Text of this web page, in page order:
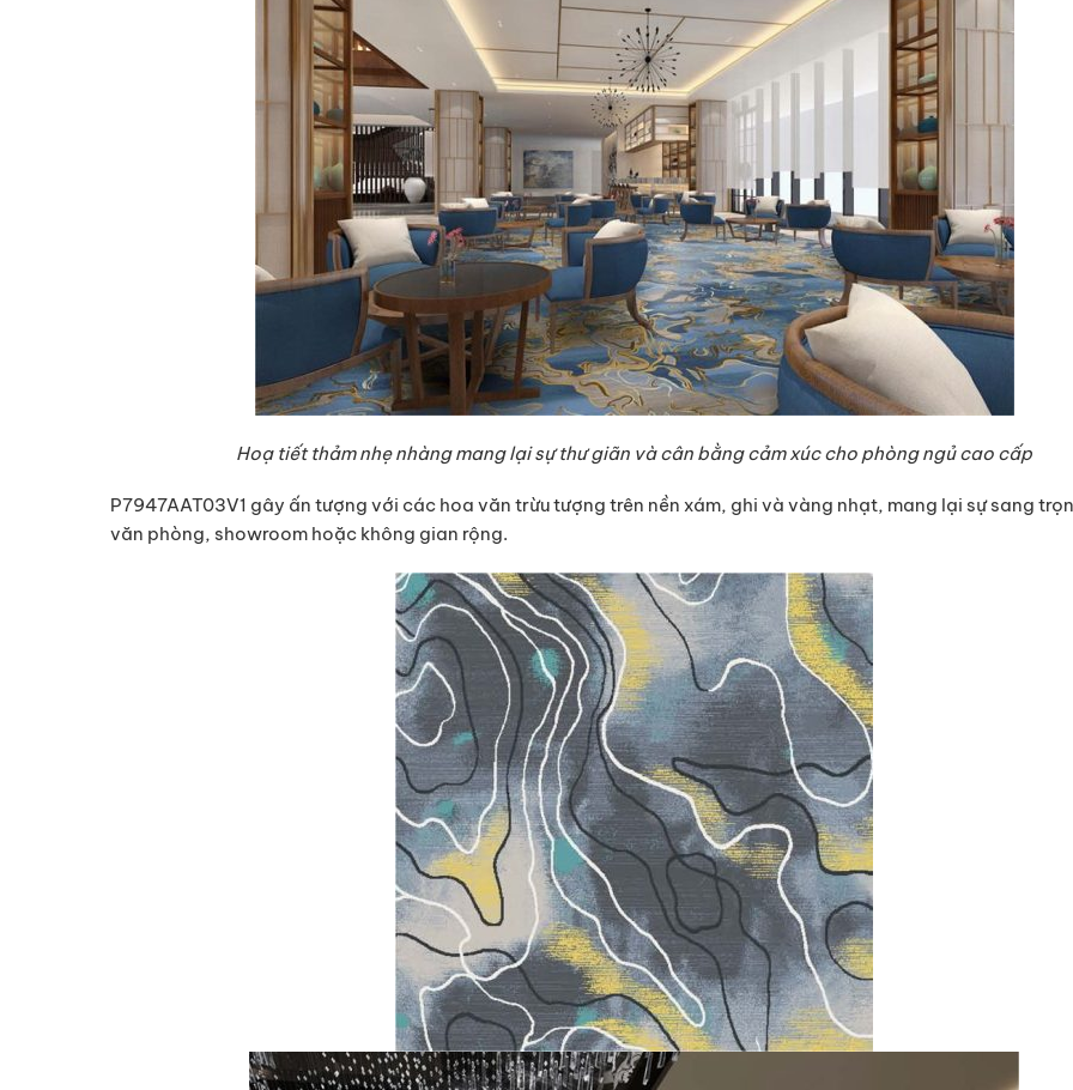
Hoạ tiết thảm nhẹ nhàng mang lại sự thư giãn và cân bằng cảm xúc cho phòng ngủ cao cấp
P7947AAT03V1 gây ấn tượng với các hoa văn trừu tượng trên nền xám, ghi và vàng nhạt, mang lại sự sang
văn phòng, showroom hoặc không gian rộng.